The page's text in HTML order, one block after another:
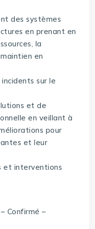
des systèmes
en prenant en
la
en
sur le
et de
en veillant à
pour
et leur
et interventions
Confirmé –